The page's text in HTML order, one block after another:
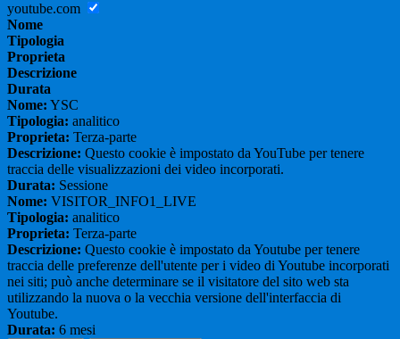
youtube.com
Nome
Tipologia
Proprieta
Descrizione
Durata
Nome: YSC
Tipologia: analitico
Proprieta: Terza-parte
Descrizione: Questo cookie è impostato da YouTube per tenere
traccia delle visualizzazioni dei video incorporati.
Durata: Sessione
Nome: VISITOR_INFO1_LIVE
Tipologia: analitico
Proprieta: Terza-parte
Descrizione: Questo cookie è impostato da Youtube per tenere
traccia delle preferenze dell'utente per i video di Youtube incorporati
nei siti; può anche determinare se il visitatore del sito web sta
utilizzando la nuova o la vecchia versione dell'interfaccia di
Youtube.
Durata: 6 mesi